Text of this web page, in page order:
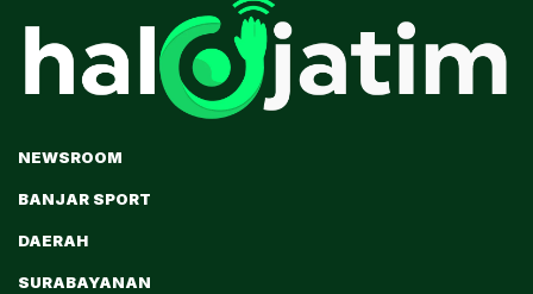
NEWSROOM
BANJAR SPORT
DAERAH
SURABAYANAN